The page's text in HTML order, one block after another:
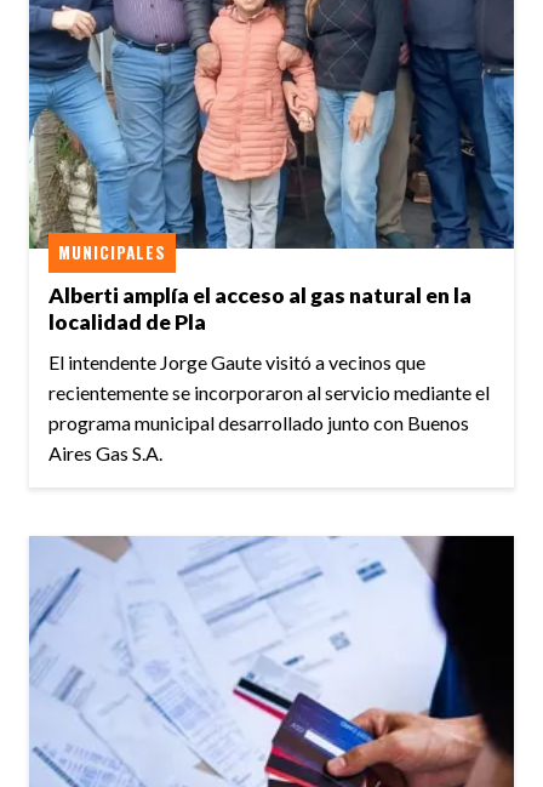
Alberti amplía el acceso al gas natural en la
localidad de Pla
MUNICIPALES
El intendente Jorge Gaute visitó a vecinos que
recientemente se incorporaron al servicio mediante el
programa municipal desarrollado junto con Buenos
Aires Gas S.A.